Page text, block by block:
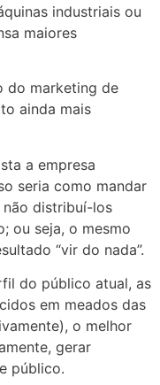
industriais ou
maiores
do marketing de
ainda mais
a empresa
seria como mandar
não distribuí-los
ou seja, o mesmo
“vir do nada”.
do público atual, as
em meados das
o melhor
gerar
público.